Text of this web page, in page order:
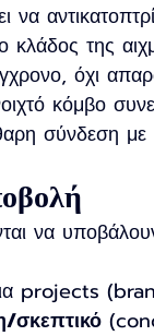
κλάδος της
όχι
κόμβο
σύνδεση
να
projects
σκεπτικό